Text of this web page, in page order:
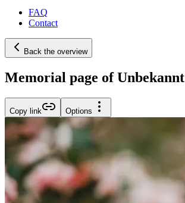
FAQ
Contact
Back the overview
Memorial page of Unbekannt
Copy link Options